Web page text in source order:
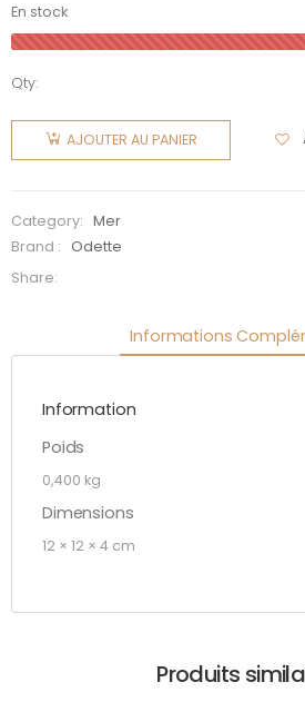
En stock
Qty:
quantité
de Etoile
de mer à
L'imposante
AJOUTER AU PANIER
Category:
Mer
Brand :
Odette
Share:
Informations
Information
Poids
0,400 kg
Dimensions
12 × 12 × 4 cm
Produits